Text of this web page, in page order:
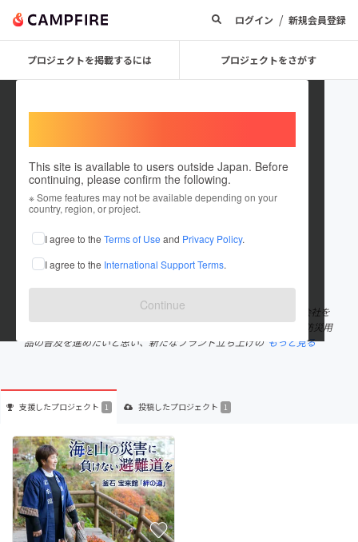
ログイン / 新規会員登録
プロジェクトを掲載するには プロジェクトをさがす
This site is available to users outside Japan. Before
continuing, please confirm the following.
※ Some features may not be available depending on your
country, region, or project.
I agree to the Terms of Use and Privacy Policy.
I agree to the International Support Terms.
Continue
masahiro_mw
これまでに1回支援して1件のプロジェクトを投稿しています
在住国：日本 現在地：岐阜県
出身国：日本 出身地：岐阜県
岐阜県大垣市を中心に、消防設備・防災用品の販売を行っている会社を
経営しています。 もともとデザインが大好きで、デザインの力で防災用
品の普及を進めたいと思い、新たなブランド立ち上げの もっと見る
支援したプロジェクト 1 投稿したプロジェクト 1